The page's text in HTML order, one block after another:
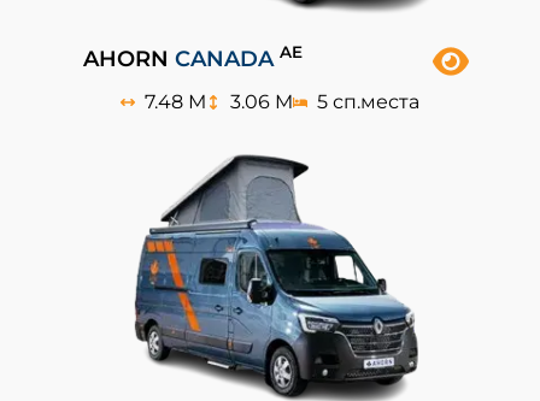
AHORN CANADA AE
7.48 М 3.06 M 5 сп.места